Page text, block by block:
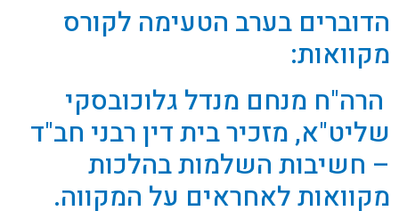
הדוברים בערב הטעימה לקורס
מקוואות:
הרה"ח מנחם מנדל גלוכובסקי
שליט"א, מזכיר בית דין רבני חב"ד
– חשיבות השלמות בהלכות
מקוואות לאחראים על המקווה.